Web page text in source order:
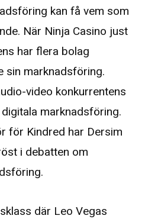
kan få vem som
När Ninja Casino just
har flera bolag
sin marknadsföring.
video konkurrentens
marknadsföring.
för Kindred har Dersim
i debatten om
där Leo Vegas